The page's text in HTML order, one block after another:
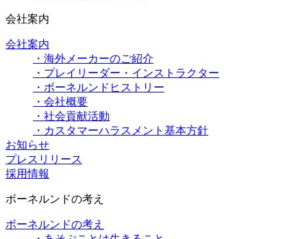
会社案内
会社案内
・海外メーカーのご紹介
・プレイリーダー・インストラクター
・ボーネルンドヒストリー
・会社概要
・社会貢献活動
・カスタマーハラスメント基本方針
お知らせ
プレスリリース
採用情報
ボーネルンドの考え
ボーネルンドの考え